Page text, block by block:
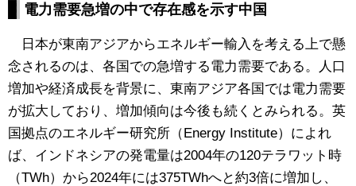
電力需要急増の中で存在感を示す中国
日本が東南アジアからエネルギー輸入を考える上で懸
念されるのは、各国での急増する電力需要である。人口
増加や経済成長を背景に、東南アジア各国では電力需要
が拡大しており、増加傾向は今後も続くとみられる。英
国拠点のエネルギー研究所（Energy Institute）によれ
ば、インドネシアの発電量は2004年の120テラワット時
（TWh）から2024年には375TWhへと約3倍に増加し、